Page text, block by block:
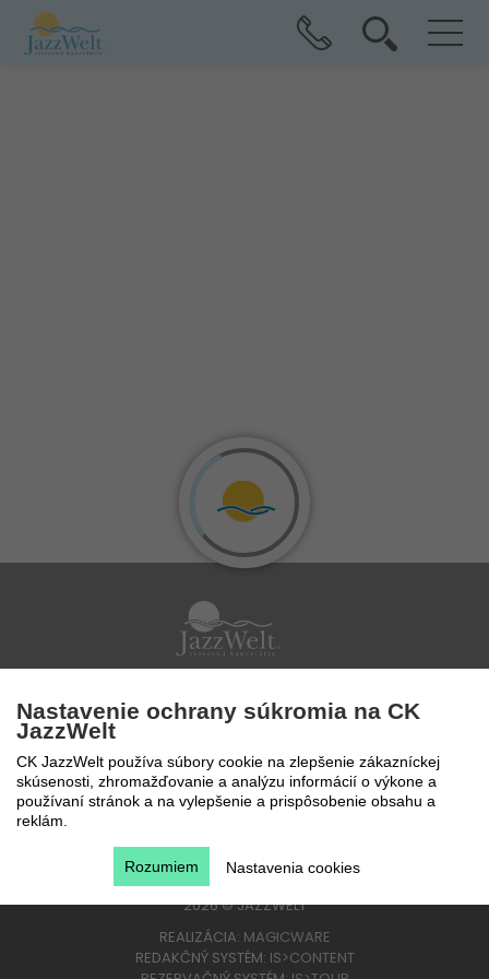
Po - Pi 9 - 17 hod
0850 777 888
2026©JAZZWELT
REALIZÁCIA: MAGICWARE
REDAKČNÝ SYSTÉM: IS>CONTENT
Nastavenie ochrany súkromia na CK
JazzWelt
CK JazzWelt používa súbory cookie na zlepšenie zákazníckej
skúsenosti, zhromažďovanie a analýzu informácií o výkone a
používaní stránok a na vylepšenie a prispôsobenie obsahu a
reklám.
Nastavenia cookies
Rozumiem